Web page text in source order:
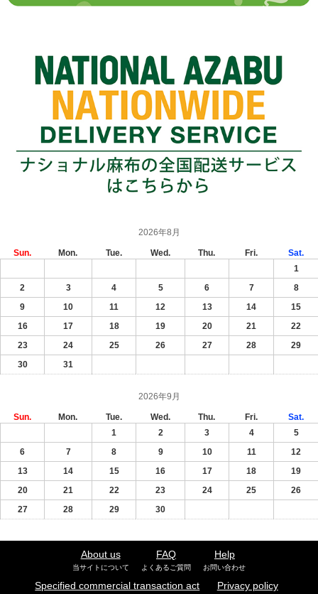
2026年8月
Sun. Mon. Tue. Wed. Thu. Fri.
Sat.
1
2
3 4 5 6 7
8
9
10 11 12 13 14
15
16
17 18 19 20 21
22
23
24 25 26 27 28
29
30
31
2026年9月
Sun. Mon. Tue. Wed. Thu. Fri.
Sat.
1
2 3 4
5
6
7 8 9 10 11
12
13
14 15 16 17 18
19
20
21 22 23 24 25
26
27
28 29 30
About us
当サイトについて
FAQ
よくあるご質問
Help
お問い合わせ
Specified commercial transaction act Privacy policy